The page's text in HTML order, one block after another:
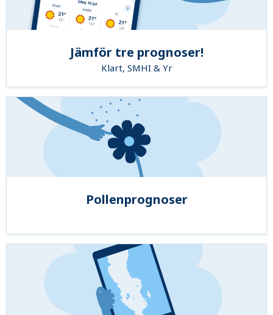
Jämför tre prognoser!
Klart, SMHI & Yr
Pollenprognoser